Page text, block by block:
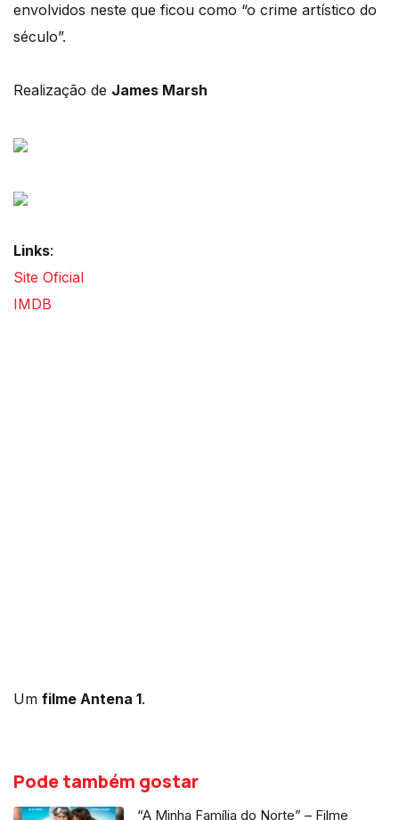
envolvidos neste que ficou como “o crime artístico do
século”.
Realização de James Marsh
Links:
Site Oficial
IMDB
Um filme Antena 1.
Pode também gostar
“A Minha Família do Norte” – Filme